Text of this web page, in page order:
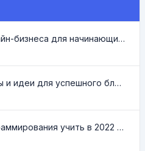
Топ-10 идей онлайн-бизнеса для начинающих 2022 и инструменты, которые помогут вам легко работать
Популярные темы и идеи для успешного блога в 2022 году, а также инструменты, которые будут полезны блогеру
Какой язык программирования учить в 2022 и какие инструменты помогут кодеру в повседневных задачах